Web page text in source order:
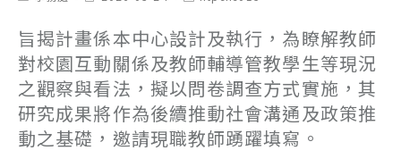
author:
旨揭計畫係本中心設計及執行，為瞭解教師
對校園互動關係及教師輔導管教學生等現況
之觀察與看法，擬以問卷調查方式實施，其
研究成果將作為後續推動社會溝通及政策推
動之基礎，邀請現職教師踴躍填寫。